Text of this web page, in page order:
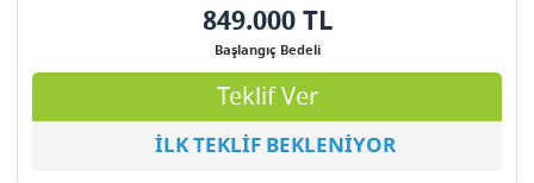
849.000 TL
Başlangıç Bedeli
Teklif Ver
İLK TEKLİF BEKLENİYOR